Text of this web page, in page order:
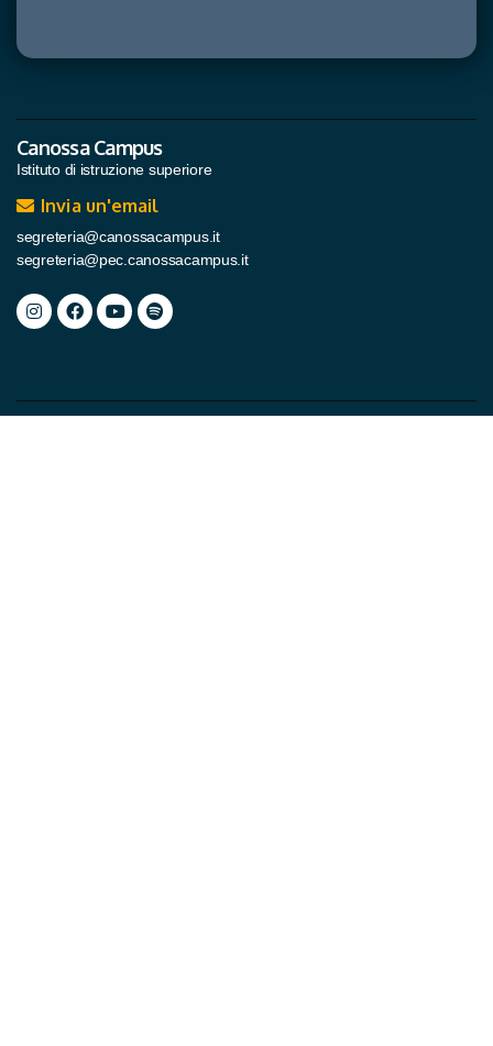
Canossa Campus
Istituto di istruzione superiore
Invia un'email
segreteria@canossacampus.it
segreteria@pec.canossacampus.it